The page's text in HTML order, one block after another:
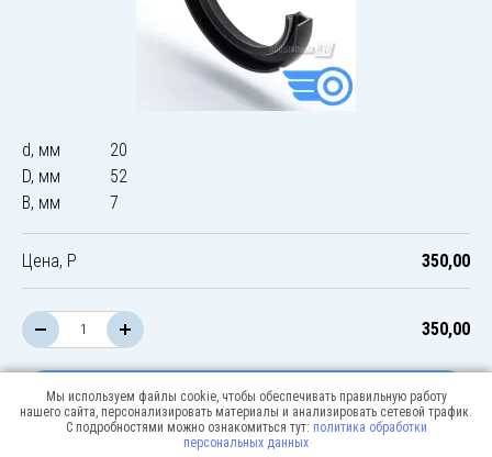
d, мм
20
D, мм
52
B, мм
7
Цена, Р 350,00
350,00
В корзину
Мы используем файлы cookie, чтобы обеспечивать правильную работу
нашего сайта, персонализировать материалы и анализировать сетевой трафик.
С подробностями можно ознакомиться тут: политика обработки
персональных данных